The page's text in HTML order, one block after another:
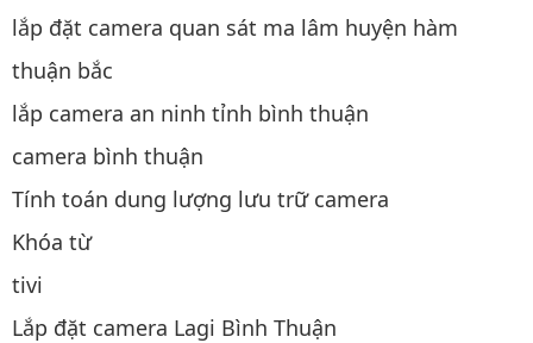
lắp đặt camera quan sát ma lâm huyện hàm
thuận bắc
lắp camera an ninh tỉnh bình thuận
camera bình thuận
Tính toán dung lượng lưu trữ camera
Khóa từ
tivi
Lắp đặt camera Lagi Bình Thuận